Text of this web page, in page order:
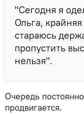
"Сегодня я
Ольга,
стараюсь
пропустить
нельзя".
Очередь
продвигается.